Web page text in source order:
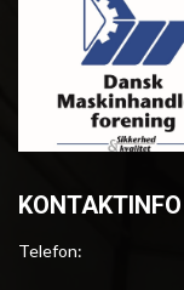
KONTAKTINFO
Telefon: